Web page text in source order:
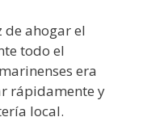
de ahogar el
todo el
era
rápidamente y
local.